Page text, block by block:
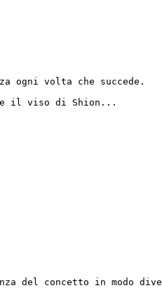
ogni volta che succede.
il viso di Shion...
del concetto in modo